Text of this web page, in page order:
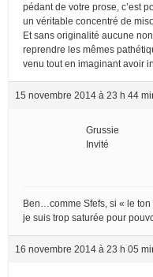
pédant de votre prose, c’est
un véritable concentré de
Et sans originalité aucune
reprendre les mêmes
venu tout en imaginant avoir
15 novembre 2014 à 23 h 44
Grussie
Invité
Ben…comme Sfefs, si « le ton
je suis trop saturée pour
16 novembre 2014 à 23 h 05